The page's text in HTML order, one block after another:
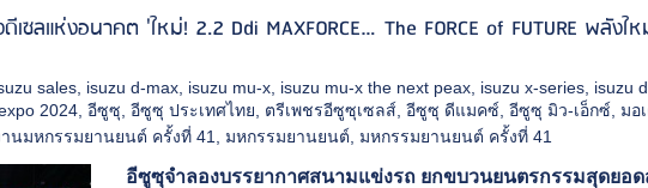
ซลแห่งอนาคต 'ใหม่! 2.2 Ddi MAXFORCE…The FORCE of FUTURE พลั
sales isuzu d-max isuzu mu-x isuzu mu-x the next peax isuzu x-series isuzu
2024 ,อีซูซุ ,อีซูซุ ประเทศไทย ตรีเพชรอีซูซุเซลส์ ,อีซูซุ ดีแมคซ์ ,อีซูซุ มิว-เอ็กซ์ ,มอ
านมหกรรมยานยนต์ ครั้งที่ 41 ,มหกรรมยานยนต์ ,มหกรรมยานยนต์ ครั้งที่ 41
อีซูซุจำลองบรรยากาศสนามแข่งรถ ยกขบวนยนตรกรรมสุดยอ